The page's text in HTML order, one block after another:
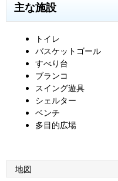
主な施設
トイレ
バスケットゴール
すべり台
ブランコ
スイング遊具
シェルター
ベンチ
多目的広場
地図